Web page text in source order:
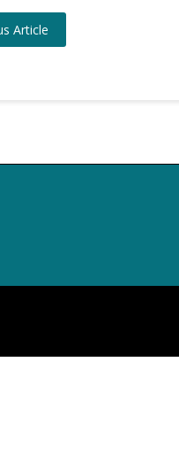
Article